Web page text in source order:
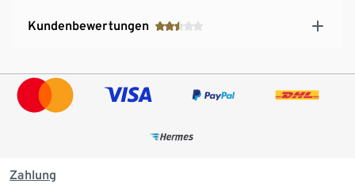
Kundenbewertungen
Zahlung